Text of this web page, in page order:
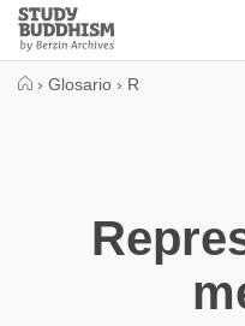
Close
Study
Buddhism
› Glosario › R